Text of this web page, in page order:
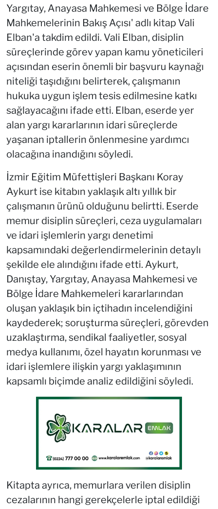
Yargıtay, Anayasa Mahkemesi ve Bölge İdare
Mahkemelerinin Bakış Açısı' adlı kitap Vali
Elban'a takdim edildi. Vali Elban, disiplin
süreçlerinde görev yapan kamu yöneticileri
açısından eserin önemli bir başvuru kaynağı
niteliği taşıdığını belirterek, çalışmanın
hukuka uygun işlem tesis edilmesine katkı
sağlayacağını ifade etti. Elban, eserde yer
alan yargı kararlarının idari süreçlerde
yaşanan iptallerin önlenmesine yardımcı
olacağına inandığını söyledi.
İzmir Eğitim Müfettişleri Başkanı Koray
Aykurt ise kitabın yaklaşık altı yıllık bir
çalışmanın ürünü olduğunu belirtti. Eserde
memur disiplin süreçleri, ceza uygulamaları
ve idari işlemlerin yargı denetimi
kapsamındaki değerlendirmelerinin detaylı
şekilde ele alındığını ifade etti. Aykurt,
Danıştay, Yargıtay, Anayasa Mahkemesi ve
Bölge İdare Mahkemeleri kararlarından
oluşan yaklaşık bin içtihadın incelendiğini
kaydederek; soruşturma süreçleri, görevden
uzaklaştırma, sendikal faaliyetler, sosyal
medya kullanımı, özel hayatın korunması ve
idari işlemlere ilişkin yargı yaklaşımının
kapsamlı biçimde analiz edildiğini söyledi.
Kitapta ayrıca, memurlara verilen disiplin
cezalarının hangi gerekçelerle iptal edildiği